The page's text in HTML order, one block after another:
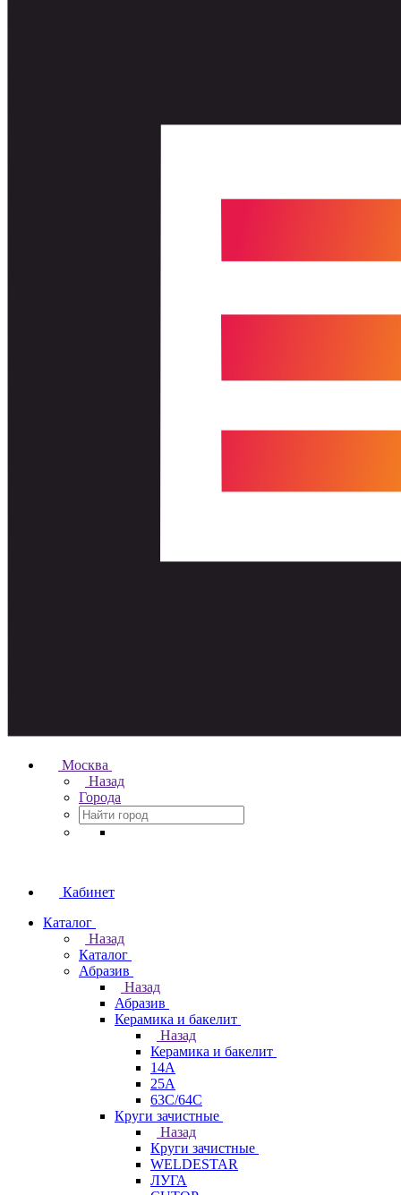
Москва
Назад
Города
Кабинет
Каталог
Назад
Каталог
Абразив
Назад
Абразив
Керамика и бакелит
Назад
Керамика и бакелит
14А
25А
63С/64С
Круги зачистные
Назад
Круги зачистные
WELDESTAR
ЛУГА